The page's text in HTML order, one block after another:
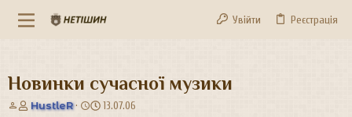
Увійти Реєстрація
Новинки сучасної музики
АHustleR
Д
13.07.06